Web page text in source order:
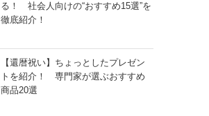
る！ 社会人向けの“おすすめ15選”を
徹底紹介！
【還暦祝い】ちょっとしたプレゼン
トを紹介！ 専門家が選ぶおすすめ
商品20選